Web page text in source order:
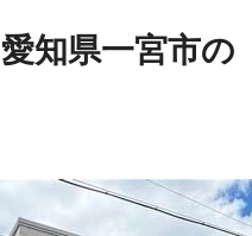
愛知県一宮市の